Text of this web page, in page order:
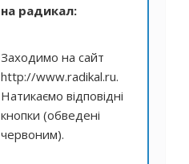
на радикал:
Заходимо на сайт
http://www.radikal.ru.
Натикаємо відповідні
кнопки (обведені
червоним).